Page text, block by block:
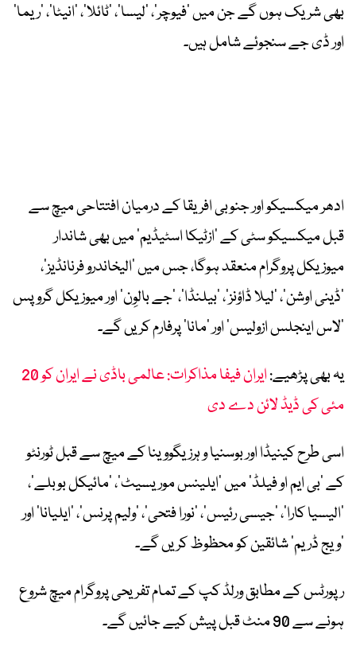
بھی شریک ہوں گے جن میں ‘فیوچر’، ‘لیسا’، ‘ٹائلا’، ‘انیٹا’، ‘ریما’
اور ڈی جے سنجوئے شامل ہیں۔
ادھر میکسیکو اور جنوبی افریقا کے درمیان افتتاحی میچ سے
قبل میکسیکو سٹی کے ‘ازٹیکا اسٹیڈیم’ میں بھی شاندار
میوزیکل پروگرام منعقد ہوگا، جس میں ‘الیخاندرو فرنانڈیز’،
‘ڈینی اوشن’، ‘لیلا ڈاؤنز’، ‘بیلنڈا’، ‘جے بالوِن’ اور میوزیکل گروپس
‘لاس اینجلس ازولیس’ اور ‘مانا’ پرفارم کریں گے۔
یہ بھی پڑھیے:
ایران فیفا مذاکرات: عالمی باڈی نے ایران کو 20
مئی کی ڈیڈ لائن دے دی
اسی طرح کینیڈا اور بوسنیا و ہرزیگووینا کے میچ سے قبل ٹورنٹو
کے ‘بی ایم او فیلڈ’ میں ‘ایلینس موریسیٹ’، ‘مائیکل بوبلے’،
‘الیسیا کارا’، ‘جیسی رئیس’، ‘نورا فتحی’، ‘ولیم پرنس’، ‘ایلیانا’ اور
‘ویج ڈریم’ شائقین کو محظوظ کریں گے۔
رپورٹس کے مطابق ورلڈ کپ کے تمام تفریحی پروگرام میچ شروع
ہونے سے 90 منٹ قبل پیش کیے جائیں گے۔